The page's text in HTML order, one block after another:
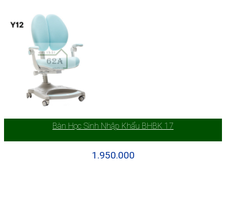
Bàn Học Sinh Nhập Khẩu BHBK 17
1.950.000